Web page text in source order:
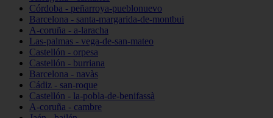
Córdoba - peñarroya-pueblonuevo
Barcelona - santa-margarida-de-montbui
A-coruña - a-laracha
Las-palmas - vega-de-san-mateo
Castellón - orpesa
Castellón - burriana
Barcelona - navàs
Cádiz - san-roque
Castellón - la-pobla-de-benifassà
A-coruña - cambre